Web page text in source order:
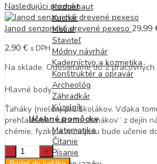
Kozmonaut
Kuchár
Maliar
Staviteľ
Módny návrhár
Kaderníctvo a kozmetika
Konštruktér a opravár
Archeológ
Záhradkár
Kúzelník
Učebné pomôcky
Matematika
Čítanie
Písanie
Nasledujúci produkt
Janod senzorické drevené pexeso 29,99
2,90 € s DPH
Na sklade. Odosielame do 2 pracovných
Hlavné body:
Ťaháky (nielen) pre školákov. Vďaka
prehľadnému súhrnu „ťahákov“ z dejín
chémie, fyziky a zemepisu bude učenie
Ťaháky
(nielen)